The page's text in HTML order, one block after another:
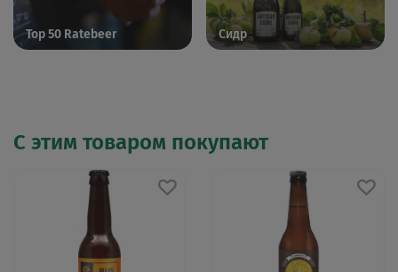
Top 50 Ratebeer Сидр
С этим товаром покупают